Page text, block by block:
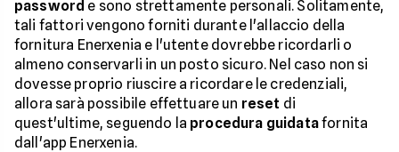
password e sono strettamente personali. Solitamente,
tali fattori vengono forniti durante l'allaccio della
fornitura Enerxenia e l'utente dovrebbe ricordarli o
almeno conservarli in un posto sicuro. Nel caso non si
dovesse proprio riuscire a ricordare le credenziali,
allora sarà possibile effettuare un reset di
quest'ultime, seguendo la procedura guidatafornita
dall'app Enerxenia.